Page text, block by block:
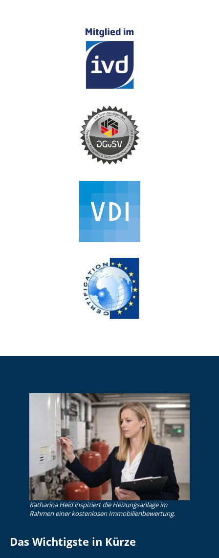
Katharina Heid inspiziert die Heizungsanlage im
Rahmen einer kostenlosen Im­mo­bi­li­en­be­wer­tung.
Das Wichtigste in Kürze